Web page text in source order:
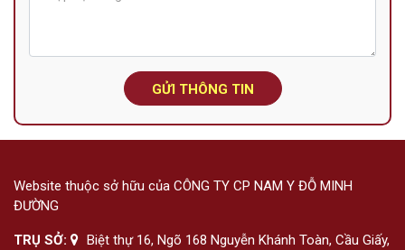
GỬI THÔNG TIN
Website thuộc sở hữu của CÔNG TY CP NAM Y ĐỖ MINH
ĐƯỜNG
TRỤ SỞ:
Biệt thự 16, Ngõ 168 Nguyễn Khánh Toàn, Cầu Giấy,